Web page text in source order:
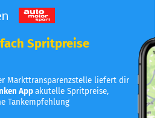
Spritpreise
Markttransparenzstelle liefert dir
Appakutelle Spritpreise,
Tankempfehlung